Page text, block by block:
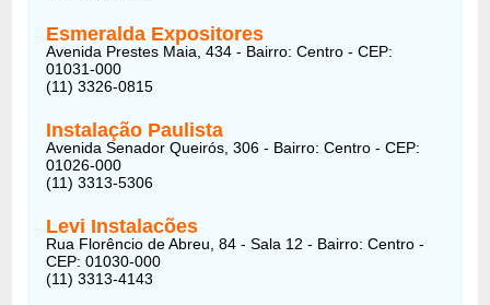
Esmeralda Expositores
Avenida Prestes Maia, 434 - Bairro: Centro - CEP:
01031-000
(11) 3326-0815
Instalação Paulista
Avenida Senador Queirós, 306 - Bairro: Centro - CEP:
01026-000
(11) 3313-5306
Levi Instalacões
Rua Florêncio de Abreu, 84 - Sala 12 - Bairro: Centro -
CEP: 01030-000
(11) 3313-4143